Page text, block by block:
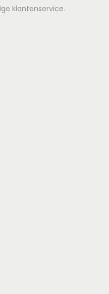
klantenservice.